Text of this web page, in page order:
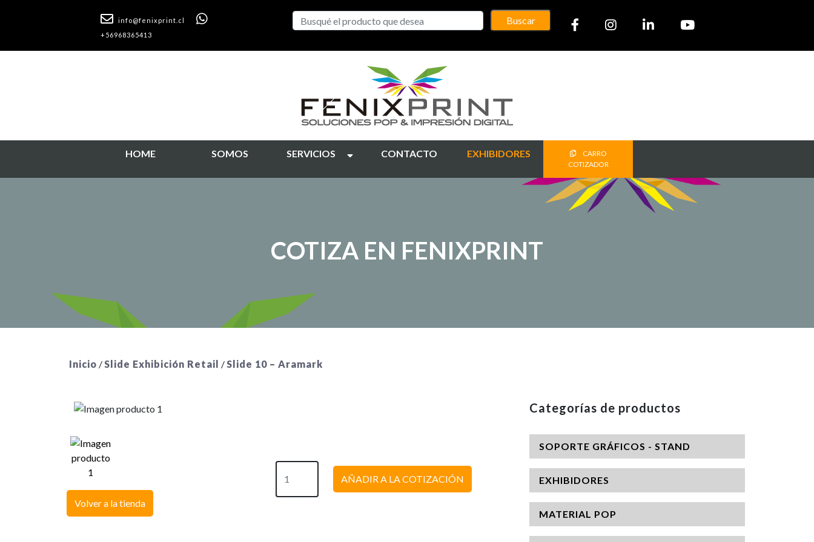
info@fenixprint.cl
+56968365413
Buscar
HOME SOMOS SERVICIOS CONTACTO EXHIBIDORES
CARRO
COTIZADOR
COTIZA EN FENIXPRINT
Inicio /Slide Exhibición Retail /Slide 10 – Aramark
Volver a la tienda
AÑADIR A LA COTIZACIÓN
Categorías de productos
SOPORTE GRÁFICOS - STAND
EXHIBIDORES
MATERIAL POP